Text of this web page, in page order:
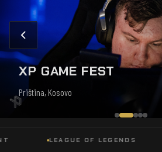
XP GAME FEST
Priština, Kosovo
LEAGUE OF LEGENDS